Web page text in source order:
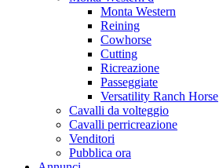
Monta Western
Reining
Cowhorse
Cutting
Ricreazione
Passeggiate
Versatility Ranch Horse
Cavalli da volteggio
Cavalli perricreazione
Venditori
Pubblica ora